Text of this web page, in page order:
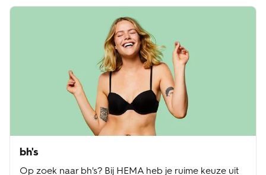
bh's
Op zoek naar bh's? Bij HEMA heb je ruime keuze uit